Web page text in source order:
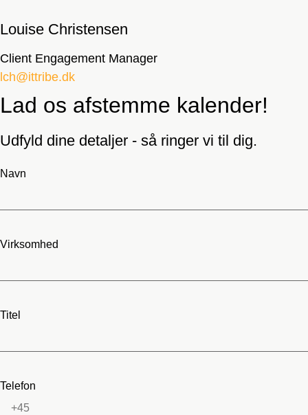
Louise Christensen
Client Engagement Manager
lch@ittribe.dk
Lad os afstemme kalender!
Udfyld dine detaljer - så ringer vi til dig.
Navn
Virksomhed
Titel
Telefon